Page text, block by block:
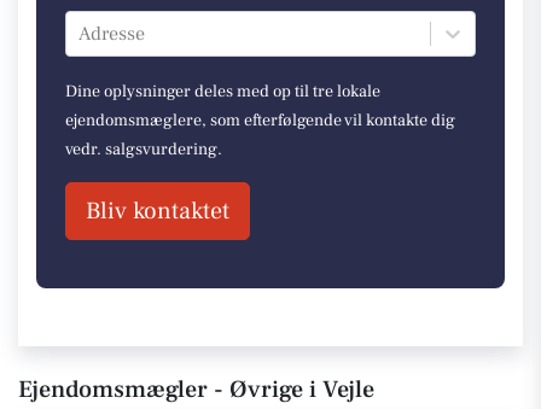
Adresse
Dine oplysninger deles med op til tre lokale
ejendomsmæglere, som efterfølgende vil kontakte dig
vedr. salgsvurdering.
Bliv kontaktet
Ejendomsmægler - Øvrige i Vejle